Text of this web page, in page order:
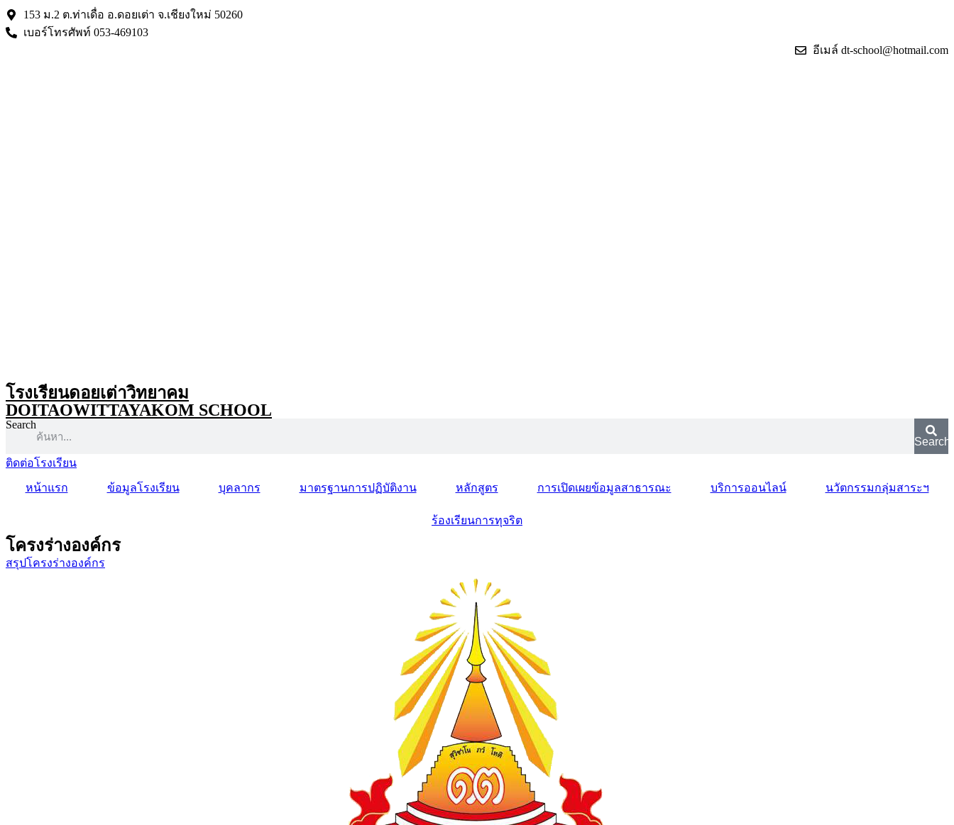
Skip
to
content
153 ม.2 ต.ท่าเดื่อ อ.ดอยเต่า จ.เชียงใหม่ 50260
เบอร์โทรศัพท์ 053-469103
อีเมล์ dt-school@hotmail.com
โรงเรียนดอยเต่าวิทยาคม
DOITAOWITTAYAKOM SCHOOL
Search
Search
ติดต่อโรงเรียน
หน้าแรก ข้อมูลโรงเรียน บุคลากร มาตรฐานการปฏิบัติงาน หลักสูตร การเปิดเผยข้อมูลสาธารณะ บริการออนไลน์ นวัตกรรมกลุ่มสาระฯ
ร้องเรียนการทุจริต
โครงร่างองค์กร
สรุปโครงร่างองค์กร